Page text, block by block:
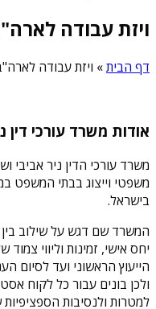
ויזת עבודה
דף הבית» ויזת עבודה
אודות משרד עורכי דין
משרד עורכי הדין ניר אביבי
משפטי וייצוג בבתי המשפט
בישראל.
המשרד שם דגש על שילוב בין
יחס אישי, זמינות וליווי
הייעוץ הראשוני ועד לסיום
ולכן בונים עבור כל לקוח
למטרות ולנסיבות הספציפיות